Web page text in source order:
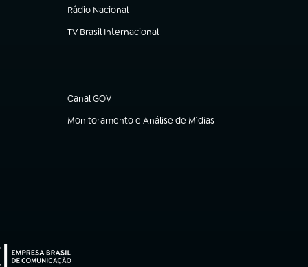
Rádio Nacional
TV Brasil Internacional
(abre em nova aba)
Canal GOV
(abre em nova aba)
Monitoramento e Análise de Mídias
(abre em nova aba)